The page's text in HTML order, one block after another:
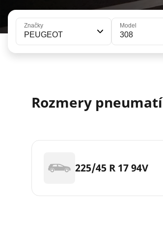
Značky
PEUGEOT
Model
308
Rozmery
225/45 R 17 94V